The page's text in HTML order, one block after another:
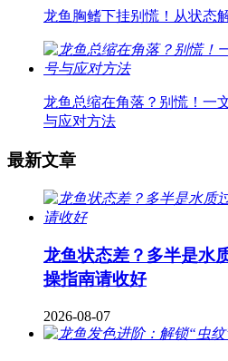
龙鱼胸鳍下挂别慌！从状态
龙鱼总缩在角落？别慌！一
与应对方法
最新文章
龙鱼状态差？多半是水
操指南请收好
2026-08-07